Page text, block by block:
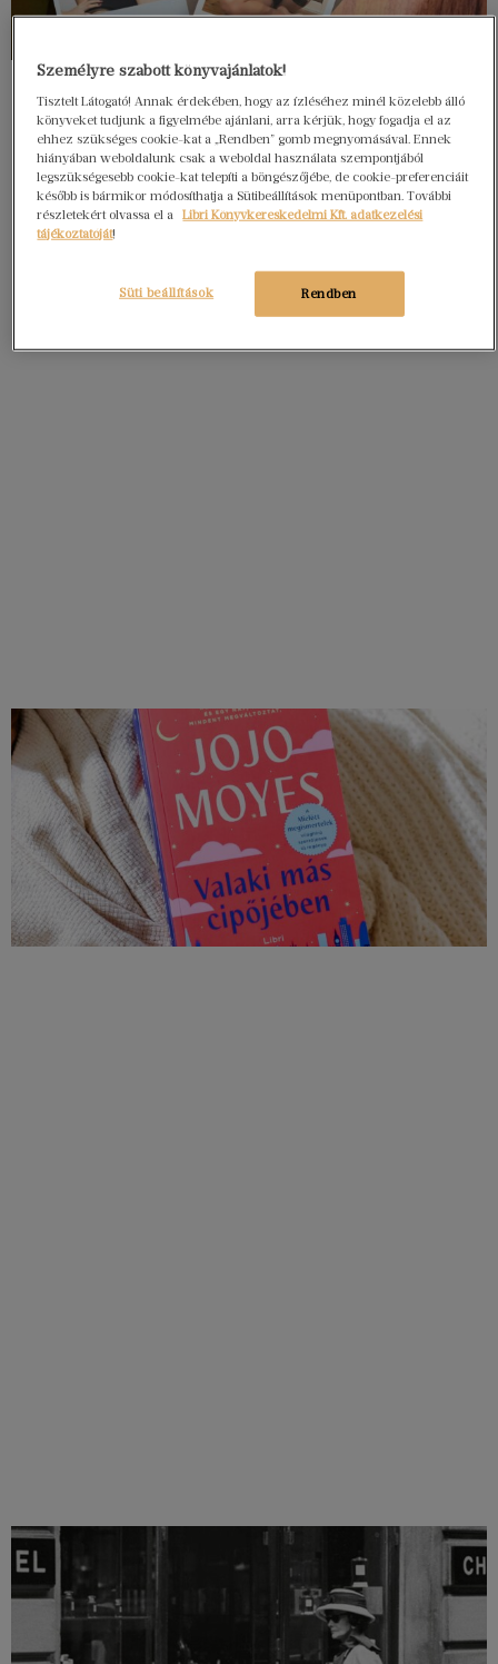
Személyre szabott könyvajánlatok!
Tisztelt Látogató! Annak érdekében, hogy az ízléséhez minél közelebb álló
könyveket tudjunk a figyelmébe ajánlani, arra kérjük, hogy fogadja el az
ehhez szükséges cookie-kat a „Rendben” gomb megnyomásával. Ennek
hiányában weboldalunk csak a weboldal használata szempontjából
legszükségesebb cookie-kat telepíti a böngészőjébe, de cookie-preferenciáit
később is bármikor módosíthatja a Sütibeállítások menüpontban. További
részletekért olvassa el a
Libri Könyvkereskedelmi Kft. adatkezelési
tájékoztatóját!
Rendben
Süti beállítások